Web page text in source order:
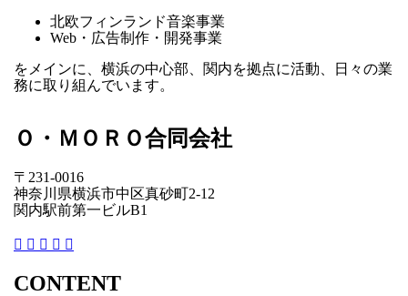
北欧フィンランド音楽事業
Web・広告制作・開発事業
をメインに、横浜の中心部、関内を拠点に活動、日々の業
務に取り組んでいます。
Ｏ・ＭＯＲＯ合同会社
〒231-0016
神奈川県横浜市中区真砂町2-12
関内駅前第一ビルB1
CONTENT